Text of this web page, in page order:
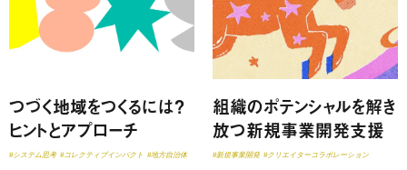
つづく地域をつくるには？
ヒントとアプローチ
#システム思考 #コレクティブインパクト #地方自治体
組織のポテンシャルを解き
放つ新規事業開発支援
#新規事業開発 #クリエイターコラボレーション